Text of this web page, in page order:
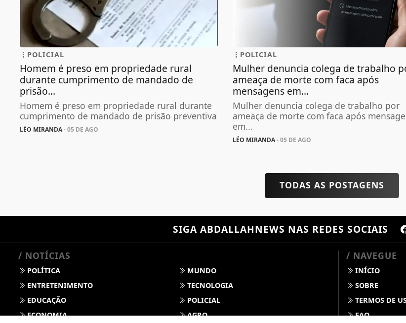
POLICIAL
Homem é preso em propriedade rural
durante cumprimento de mandado de
prisão...
Homem é preso em propriedade rural durante
cumprimento de mandado de prisão preventiva
LÉO MIRANDA- 05 DE AGO
POLICIAL
Mulher denuncia colega de trabalho
ameaça de morte com faca após
mensagens em...
Mulher denuncia colega de trabalho por
ameaça de morte com faca após
em...
LÉO MIRANDA- 05 DE AGO
TODAS AS POSTAGENS
SIGA ABDALLAHNEWS NAS REDES SOCIAIS
/ NOTÍCIAS
POLÍTICA
MUNDO
ENTRETENIMENTO
TECNOLOGIA
EDUCAÇÃO
POLICIAL
ECONOMIA
AGRO
/ NAVEGUE
INÍCIO
SOBRE
TERMOS DE
FAQ